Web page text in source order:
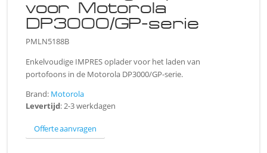
voor Motorola
DP3000/GP-serie
PMLN5188B
Enkelvoudige IMPRES oplader voor het laden van
portofoons in de Motorola DP3000/GP-serie.
Brand: Motorola
Levertijd: 2-3 werkdagen
Offerte aanvragen